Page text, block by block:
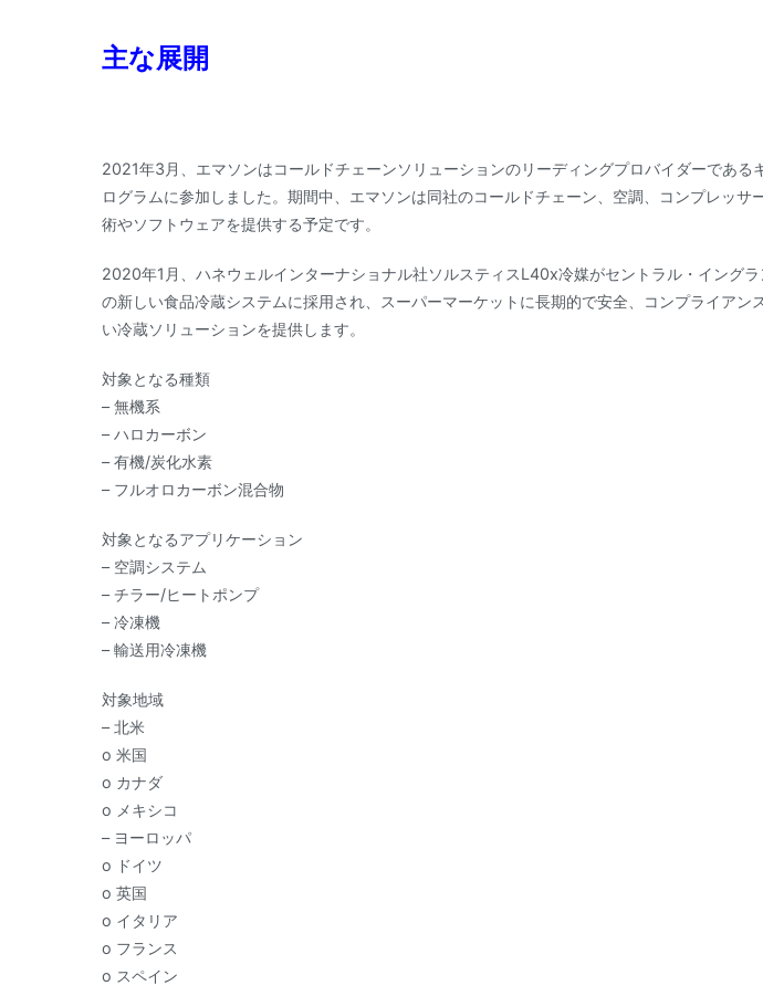
主な展開
2021年3月、エマソンはコールドチェーンソリューションのリーディングプロバイダーである
ログラムに参加しました。期間中、エマソンは同社のコールドチェーン、空調、コンプレッサ
術やソフトウェアを提供する予定です。
2020年1月、ハネウェルインターナショナル社ソルスティスL40x冷媒がセントラル・イング
の新しい食品冷蔵システムに採用され、スーパーマーケットに長期的で安全、コンプライアン
い冷蔵ソリューションを提供します。
対象となる種類
– 無機系
– ハロカーボン
– 有機/炭化水素
– フルオロカーボン混合物
対象となるアプリケーション
– 空調システム
– チラー/ヒートポンプ
– 冷凍機
– 輸送用冷凍機
対象地域
– 北米
o 米国
o カナダ
o メキシコ
– ヨーロッパ
o ドイツ
o 英国
o イタリア
o フランス
o スペイン